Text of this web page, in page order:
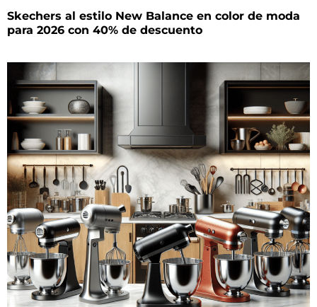
Skechers al estilo New Balance en color de moda
para 2026 con 40% de descuento